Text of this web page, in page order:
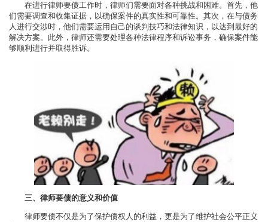
在进行律师要债工作时，律师们需要面对各种挑战和困难。首先，他
们需要调查和收集证据，以确保案件的真实性和可靠性。其次，在与债务
人进行交涉时，他们需要运用自己的谈判技巧和法律知识，以达到最好的
解决方案。此外，律师还需要处理各种法律程序和诉讼事务，确保案件能
够顺利进行并取得胜诉。
三、律师要债的意义和价值
律师要债不仅是为了保护债权人的利益，更是为了维护社会公平正义